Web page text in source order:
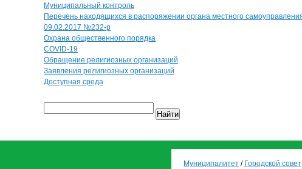
Муниципальный контроль
Перечень находящихся в распоряжении органа местного
09.02.2017 №232-р
Охрана общественного порядка
COVID-19
Обращение религиозных организаций
Заявления религиозных организаций
Доступная среда
Найти
Муниципалитет / Городской совет